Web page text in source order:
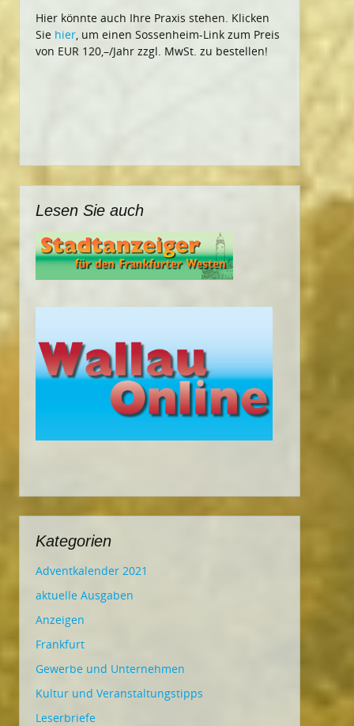
Hier könnte auch Ihre Praxis stehen. Klicken
Sie hier, um einen Sossenheim-Link zum Preis
von EUR 120,–/Jahr zzgl. MwSt. zu bestellen!
Lesen Sie auch
Kategorien
Adventkalender 2021
aktuelle Ausgaben
Anzeigen
Frankfurt
Gewerbe und Unternehmen
Kultur und Veranstaltungstipps
Leserbriefe